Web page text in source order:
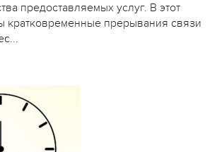
предоставляемых услуг. В этот
кратковременные прерывания связи